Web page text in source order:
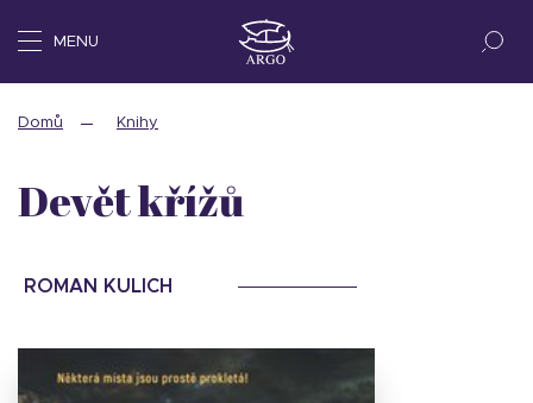
MENU
Domů Knihy
Devět křížů
ROMAN KULICH